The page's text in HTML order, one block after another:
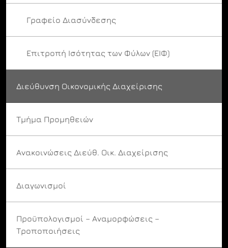
Γραφείο Διασύνδεσης
Επιτροπή Ισότητας των Φύλων (ΕΙΦ)
Διεύθυνση Οικονομικής Διαχείρισης
Τμήμα Προμηθειών
Ανακοινώσεις Διεύθ. Οικ. Διαχείρισης
Διαγωνισμοί
Προϋπολογισμοί – Αναμορφώσεις –
Τροποποιήσεις